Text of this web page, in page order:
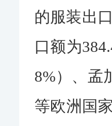
的服装出
口额为
8%）、孟
等欧洲国